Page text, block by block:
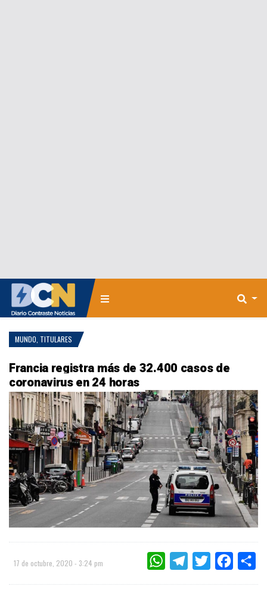
MUNDO TITULARES
Francia registra más de 32.400 casos de
coronavirus en 24 horas
17 de octubre, 2020 - 3:24 pm WHATSAPPTELEGRAMTWITTER